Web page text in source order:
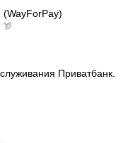
(WayForPay)
Приватбанк.